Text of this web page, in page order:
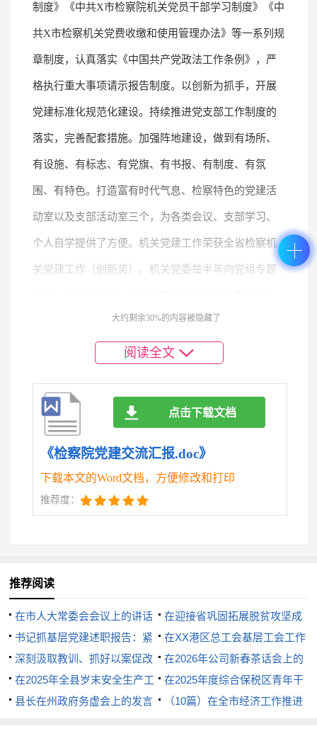
制度》《中共X市检察院机关党员干部学习制度》《中
共X市检察机关党费收缴和使用管理办法》等一系列规
章制度，认真落实《中国共产党政法工作条例》，严
格执行重大事项请示报告制度。以创新为抓手，开展
党建标准化规范化建设。持续推进党支部工作制度的
落实，完善配套措施。加强阵地建设，做到有场所、
有设施、有标志、有党旗、有书报、有制度、有氛
围、有特色。打造富有时代气息、检察特色的党建活
动室以及支部活动室三个，为各类会议、支部学习、
个人自学提供了方便。机关党建工作荣获全省检察机
关党建工作（创新奖）。机关党委每半年向党组专题
次党建工作情况。用仪式唤醒和激发作为党员的光荣
感和使命感；加强党员“第一身份”教育，建立政治“生
同”；增强党员幸福感，走访慰问离退休、困难党员，
帮助党员和干部职工解决工作和生活中遇到的困难。
每项活动、每次学习后，对资料整理归档，从活动前
的通知、方案、人员分组到活动后总结、报销及信息
编辑、宣传报道等工作资料有序编辑、分类整理、装
强机关文化建设，归根结底就是通过文化的熏陶，在
有形和无形中陶冶和提升机关党员干部个人修养和素
南世勤多次强调，检察工作是政治性极强的业务工
作，也是业务性极强的政治工作，一定要秉持政治属
大约剩余30%的内容被隐藏了
阅读全文
《检察院党建交流汇报.doc》
下载本文的Word文档，方便修改和打印
推荐度：
点击下载文档
推荐阅读
在市人大常委会会议上的讲话
在迎接省巩固拓展脱贫攻坚成
果同乡村振兴有效衔接工作督导
组时的汇报发言
书记抓基层党建述职报告：紧
扣“书记”这个题眼就对了
在XX港区总工会基层工会工作
座谈会上的讲话
深刻汲取教训、抓好以案促改
研讨发言材料
在2026年公司新春茶话会上的
讲话：继往开来启新程团结奋斗
谱新篇
在2025年全县岁末安全生产工
作会议上的讲话
在2025年度综合保税区青年干
部座谈会上的讲话
县长在州政府务虚会上的发言
（10篇）在全市经济工作推进